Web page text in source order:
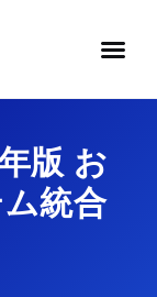
版 お
統合